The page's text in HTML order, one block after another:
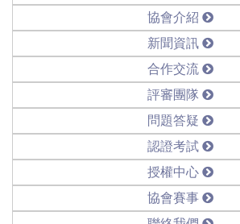
協會介紹
新聞資訊
合作交流
評審團隊
問題答疑
認證考試
授權中心
協會賽事